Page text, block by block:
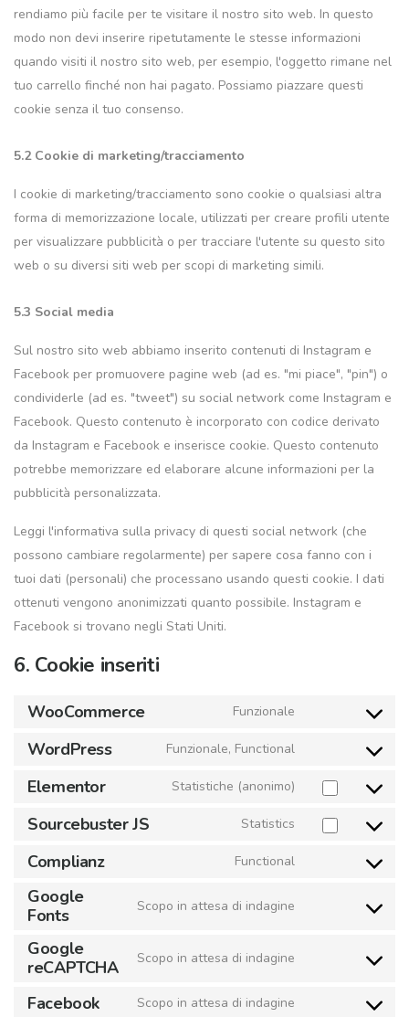
rendiamo più facile per te visitare il nostro sito web. In questo
modo non devi inserire ripetutamente le stesse informazioni
quando visiti il nostro sito web, per esempio, l'oggetto rimane nel
tuo carrello finché non hai pagato. Possiamo piazzare questi
cookie senza il tuo consenso.
5.2 Cookie di marketing/tracciamento
I cookie di marketing/tracciamento sono cookie o qualsiasi altra
forma di memorizzazione locale, utilizzati per creare profili utente
per visualizzare pubblicità o per tracciare l'utente su questo sito
web o su diversi siti web per scopi di marketing simili.
5.3 Social media
Sul nostro sito web abbiamo inserito contenuti di Instagram e
Facebook per promuovere pagine web (ad es. "mi piace", "pin") o
condividerle (ad es. "tweet") su social network come Instagram e
Facebook. Questo contenuto è incorporato con codice derivato
da Instagram e Facebook e inserisce cookie. Questo contenuto
potrebbe memorizzare ed elaborare alcune informazioni per la
pubblicità personalizzata.
Leggi l'informativa sulla privacy di questi social network (che
possono cambiare regolarmente) per sapere cosa fanno con i
tuoi dati (personali) che processano usando questi cookie. I dati
ottenuti vengono anonimizzati quanto possibile. Instagram e
Facebook si trovano negli Stati Uniti.
6. Cookie inseriti
WooCommerce Funzionale
woocommerce
WordPress Funzionale, Functional
wordpress
Elementor Statistiche (anonimo)
Consent
elementor
Sourcebuster JS Statistics
Consent
sourcebuster-
Complianz Functional
Google
Fonts
Scopo in attesa di indagine
Google
reCAPTCHA
Scopo in attesa di indagine
Facebook Scopo in attesa di indagine